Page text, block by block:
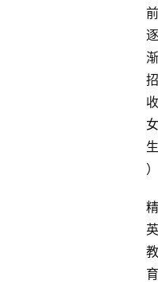
前
逐
渐
招
收
女
生
）
精
英
教
育